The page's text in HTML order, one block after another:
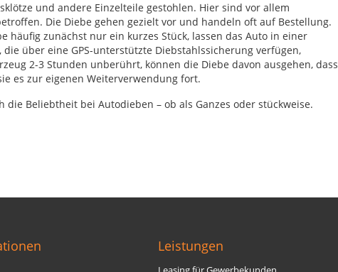
und andere Einzelteile gestohlen. Hier sind vor allem
Die Diebe gehen gezielt vor und handeln oft auf Bestellung.
häufig zunächst nur ein kurzes Stück, lassen das Auto in einer
die über eine GPS-unterstützte Diebstahlssicherung verfügen,
2-3 Stunden unberührt, können die Diebe davon ausgehen, dass
es zur eigenen Weiterverwendung fort.
die Beliebtheit bei Autodieben – ob als Ganzes oder stückweise.
Leistungen